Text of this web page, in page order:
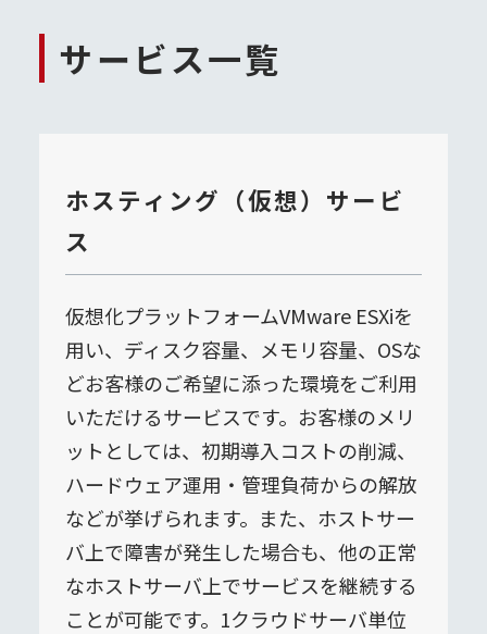
サービス一覧
ホスティング（仮想）サービ
ス
仮想化プラットフォームVMware ESXiを
用い、ディスク容量、メモリ容量、OSな
どお客様のご希望に添った環境をご利用
いただけるサービスです。お客様のメリ
ットとしては、初期導入コストの削減、
ハードウェア運用・管理負荷からの解放
などが挙げられます。また、ホストサー
バ上で障害が発生した場合も、他の正常
なホストサーバ上でサービスを継続する
ことが可能です。1クラウドサーバ単位